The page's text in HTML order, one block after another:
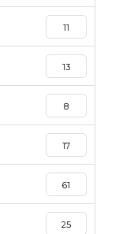
11
13
8
17
61
25